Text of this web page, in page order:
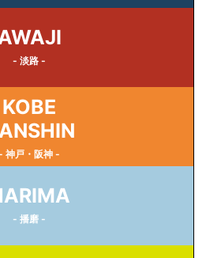
- 淡路 -
KOBE
神戸・阪神 -
- 播磨 -